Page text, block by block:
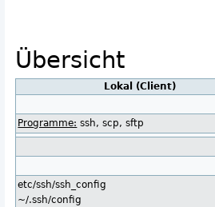
Übersicht
Lokal (Client)
Programme: ssh, scp, sftp
etc/ssh/ssh_config
~/.ssh/config